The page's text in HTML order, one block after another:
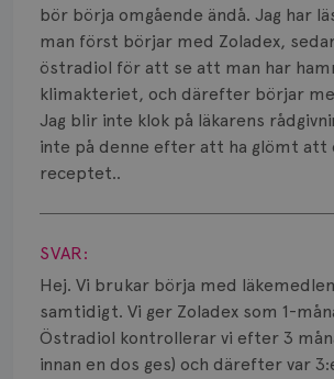
bör börja omgående ändå. Jag har
man först börjar med Zoladex,
östradiol för att se att man har
klimakteriet, och därefter börjar
Jag blir inte klok på läkarens
inte på denne efter att ha glömt att
receptet..
Visa svar
SVAR:
Hej. Vi brukar börja med
samtidigt. Vi ger Zoladex som 1-
Östradiol kontrollerar vi efter 3
innan en dos ges) och därefter var
Prognos
Risker
Spridd bröstcancer
Strålning